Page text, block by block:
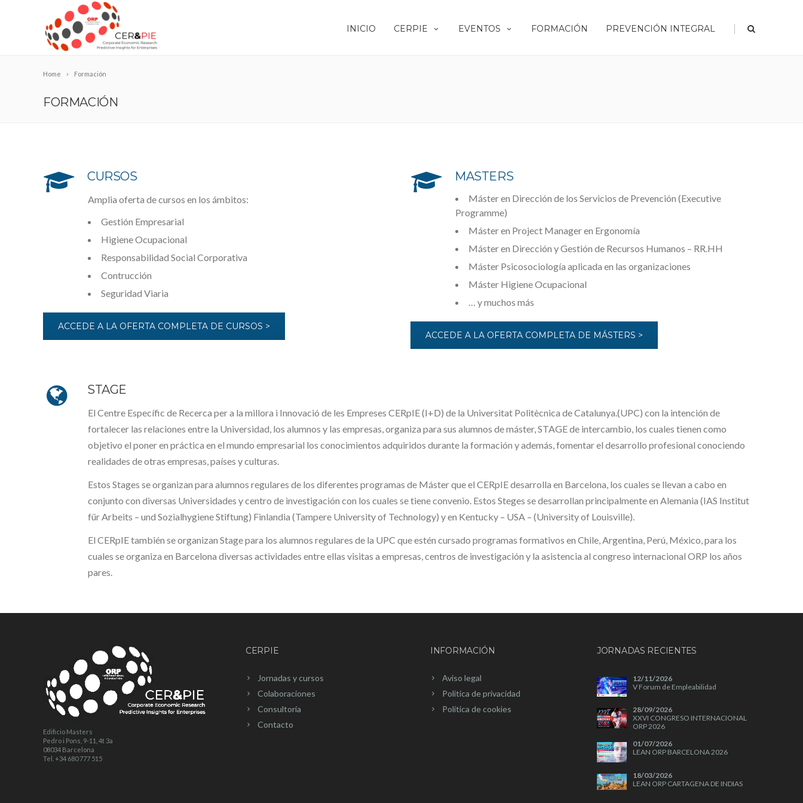
INICIO CERPIE EVENTOS FORMACIÓN PREVENCIÓN INTEGRAL |
Home Formación
FORMACIÓN
CURSOS
Amplia oferta de cursos en los ámbitos:
Gestión Empresarial
Higiene Ocupacional
Responsabilidad Social Corporativa
Contrucción
Seguridad Viaria
ACCEDE A LA OFERTA COMPLETA DE CURSOS >
MASTERS
Máster en Dirección de los Servicios de Prevención (Executive
Programme)
Máster en Project Manager en Ergonomía
Máster en Dirección y Gestión de Recursos Humanos – RR.HH
Máster Psicosociología aplicada en las organizaciones
Máster Higiene Ocupacional
… y muchos más
ACCEDE A LA OFERTA COMPLETA DE MÁSTERS >
STAGE
El Centre Específic de Recerca per a la millora i Innovació de les Empreses CERpIE (I+D) de la Universitat Politècnica de Catalunya.(UPC) con la intención de
fortalecer las relaciones entre la Universidad, los alumnos y las empresas, organiza para sus alumnos de máster, STAGE de intercambio, los cuales tienen como
objetivo el poner en práctica en el mundo empresarial los conocimientos adquiridos durante la formación y además, fomentar el desarrollo profesional conociendo
realidades de otras empresas, países y culturas.
Estos Stages se organizan para alumnos regulares de los diferentes programas de Máster que el CERpIE desarrolla en Barcelona, los cuales se llevan a cabo en
conjunto con diversas Universidades y centro de investigación con los cuales se tiene convenio. Estos Steges se desarrollan principalmente en Alemania (IAS Institut
für Arbeits – und Sozialhygiene Stiftung) Finlandia (Tampere University of Technology) y en Kentucky – USA – (University of Louisville).
El CERpIE también se organizan Stage para los alumnos regulares de la UPC que estén cursado programas formativos en Chile, Argentina, Perú, México, para los
cuales se organiza en Barcelona diversas actividades entre ellas visitas a empresas, centros de investigación y la asistencia al congreso internacional ORP los años
pares.
Edificio Masters
Pedro i Pons, 9-11, 4t 3a
08034 Barcelona
Tel. +34 680 777 515
CERPIE
Jornadas y cursos
Colaboraciones
Consultoría
Contacto
INFORMACIÓN
Aviso legal
Política de privacidad
Política de cookies
JORNADAS RECIENTES
12/11/2026
V Forum de Empleabilidad
28/09/2026
XXVI CONGRESO INTERNACIONAL
ORP 2026
01/07/2026
LEAN ORP BARCELONA 2026
18/03/2026
LEAN ORP CARTAGENA DE INDIAS